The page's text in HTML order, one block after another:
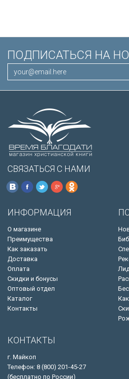
ПОДПИСАТЬСЯ НА
СВЯЗАТЬСЯ С НАМИ
ИНФОРМАЦИЯ
О магазине
Преимущества
Как заказать
Доставка
Оплата
Скидки и бонусы
Оптовый отдел
Каталог
Контакты
КОНТАКТЫ
г. Майкоп
Телефон: 8 (800) 201-45-27
(бесплатно по России)